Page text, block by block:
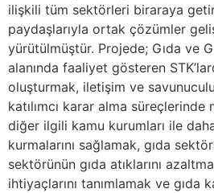
ilişkili tüm sektörleri biraraya
paydaşlarıyla ortak çözümler
yürütülmüştür. Projede; Gıda ve
alanında faaliyet gösteren
oluşturmak, iletişim ve
katılımcı karar alma
diğer ilgili kamu kurumları ile
kurmalarını sağlamak, gıda
sektörünün gıda atıklarını
ihtiyaçlarını tanımlamak ve gıda